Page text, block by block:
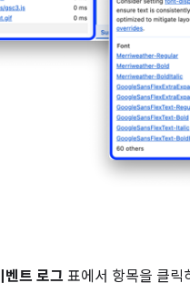
벤트 로그 표에서 항목을 클릭